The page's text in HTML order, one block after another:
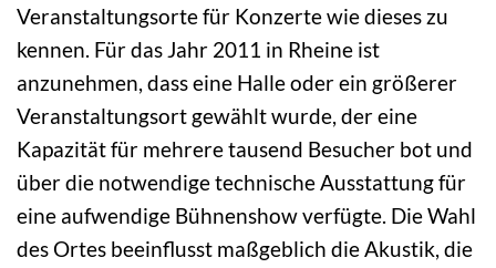
Veranstaltungsorte für Konzerte wie dieses zu
kennen. Für das Jahr 2011 in Rheine ist
anzunehmen, dass eine Halle oder ein größerer
Veranstaltungsort gewählt wurde, der eine
Kapazität für mehrere tausend Besucher bot und
über die notwendige technische Ausstattung für
eine aufwendige Bühnenshow verfügte. Die Wahl
des Ortes beeinflusst maßgeblich die Akustik, die